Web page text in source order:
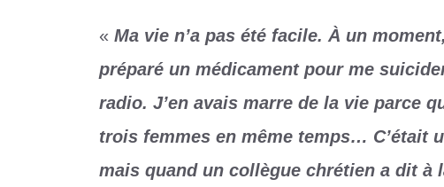
« Ma vie n’a pas été facile. À un
préparé un médicament pour me
radio. J’en avais marre de la vie parce
trois femmes en même temps… C’était
mais quand un collègue chrétien a dit